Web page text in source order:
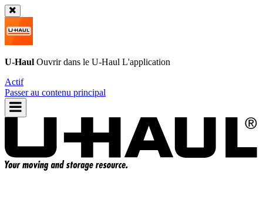
U-Haul Ouvrir dans le U-Haul L'application
Actif
Passer au contenu principal